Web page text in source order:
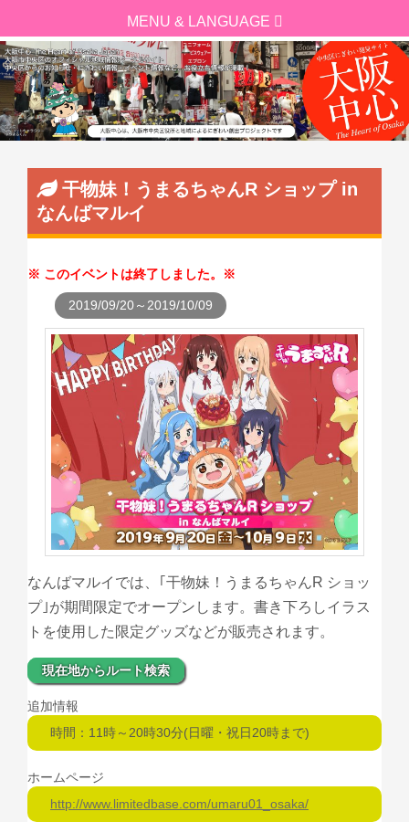
干物妹！うまるちゃんR ショップ in
なんばマルイ
このイベントは終了しました。
2019/09/20～2019/10/09
なんばマルイでは、｢干物妹！うまるちゃんR ショッ
プ｣が期間限定でオープンします。書き下ろしイラス
トを使用した限定グッズなどが販売されます。
現在地からルート検索
追加情報
時間：11時～20時30分(日曜・祝日20時まで)
ホームページ
http://www.limitedbase.com/umaru01_osaka/